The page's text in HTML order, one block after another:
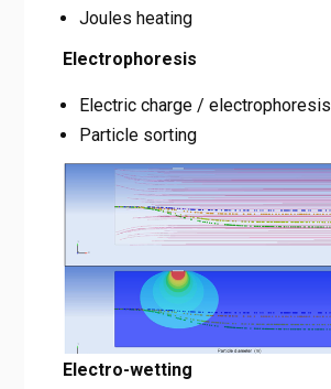
Joules heating
Electrophoresis
Electric charge / electrophoresis
Particle sorting
Electro-wetting